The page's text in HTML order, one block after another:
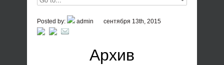
Posted by: admin сентября 13th, 2015
Архив